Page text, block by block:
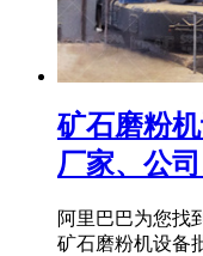
矿石磨粉
厂家、公
阿里巴巴为您找
矿石磨粉机设备